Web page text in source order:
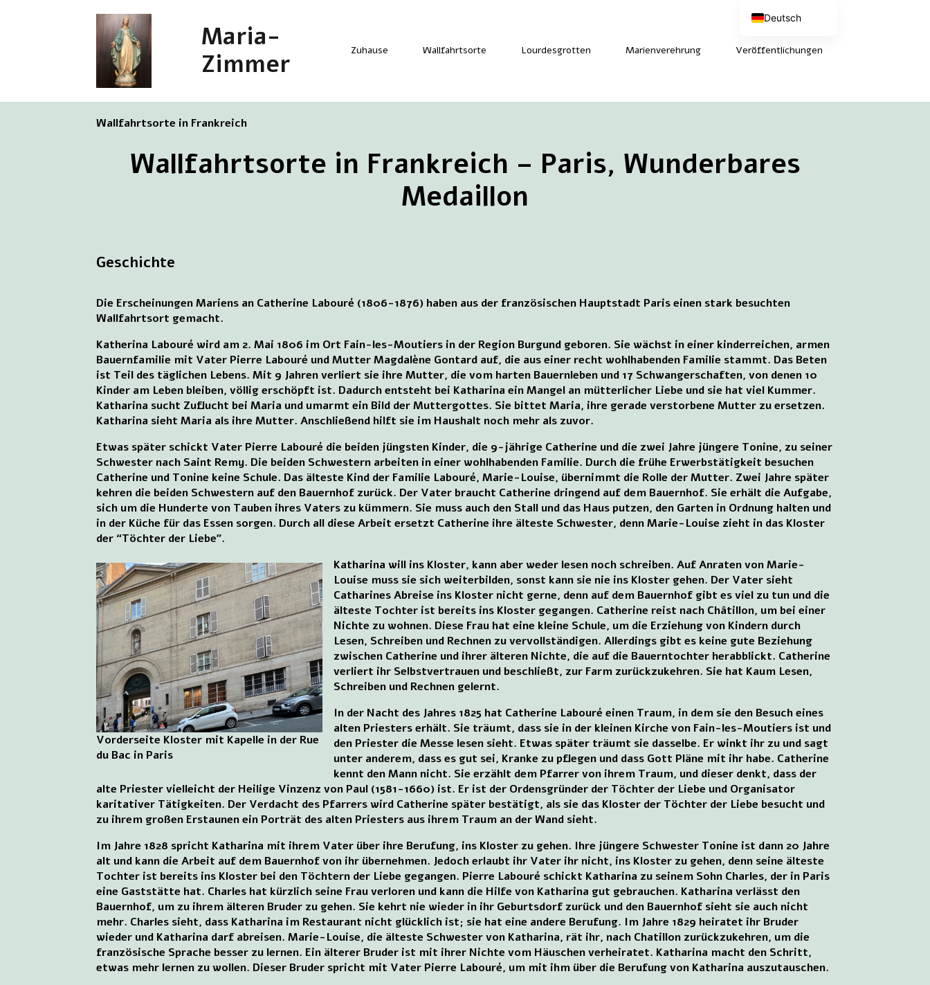
Maria-
Zimmer
Zuhause Wallfahrtsorte Lourdesgrotten Marienverehrung Veröffentlichungen
Wallfahrtsorte in Frankreich
Wallfahrtsorte in Frankreich – Paris, Wunderbares
Medaillon
Geschichte
Die Erscheinungen Mariens an Catherine Labouré (1806-1876) haben aus der französischen Hauptstadt Paris einen stark besuchten
Wallfahrtsort gemacht.
Katherina Labouré wird am 2. Mai 1806 im Ort Fain-les-Moutiers in der Region Burgund geboren. Sie wächst in einer kinderreichen, armen
Bauernfamilie mit Vater Pierre Labouré und Mutter Magdalène Gontard auf, die aus einer recht wohlhabenden Familie stammt. Das Beten
ist Teil des täglichen Lebens. Mit 9 Jahren verliert sie ihre Mutter, die vom harten Bauernleben und 17 Schwangerschaften, von denen 10
Kinder am Leben bleiben, völlig erschöpft ist. Dadurch entsteht bei Katharina ein Mangel an mütterlicher Liebe und sie hat viel Kummer.
Katharina sucht Zuflucht bei Maria und umarmt ein Bild der Muttergottes. Sie bittet Maria, ihre gerade verstorbene Mutter zu ersetzen.
Katharina sieht Maria als ihre Mutter. Anschließend hilft sie im Haushalt noch mehr als zuvor.
Etwas später schickt Vater Pierre Labouré die beiden jüngsten Kinder, die 9-jährige Catherine und die zwei Jahre jüngere Tonine, zu seiner
Schwester nach Saint Remy. Die beiden Schwestern arbeiten in einer wohlhabenden Familie. Durch die frühe Erwerbstätigkeit besuchen
Catherine und Tonine keine Schule. Das älteste Kind der Familie Labouré, Marie-Louise, übernimmt die Rolle der Mutter. Zwei Jahre später
kehren die beiden Schwestern auf den Bauernhof zurück. Der Vater braucht Catherine dringend auf dem Bauernhof. Sie erhält die Aufgabe,
sich um die Hunderte von Tauben ihres Vaters zu kümmern. Sie muss auch den Stall und das Haus putzen, den Garten in Ordnung halten und
in der Küche für das Essen sorgen. Durch all diese Arbeit ersetzt Catherine ihre älteste Schwester, denn Marie-Louise zieht in das Kloster
der “Töchter der Liebe”.
Vorderseite Kloster mit Kapelle in der Rue
du Bac in Paris
Katharina will ins Kloster, kann aber weder lesen noch schreiben. Auf Anraten von Marie-
Louise muss sie sich weiterbilden, sonst kann sie nie ins Kloster gehen. Der Vater sieht
Catharines Abreise ins Kloster nicht gerne, denn auf dem Bauernhof gibt es viel zu tun und die
älteste Tochter ist bereits ins Kloster gegangen. Catherine reist nach Châtillon, um bei einer
Nichte zu wohnen. Diese Frau hat eine kleine Schule, um die Erziehung von Kindern durch
Lesen, Schreiben und Rechnen zu vervollständigen. Allerdings gibt es keine gute Beziehung
zwischen Catherine und ihrer älteren Nichte, die auf die Bauerntochter herabblickt. Catherine
verliert ihr Selbstvertrauen und beschließt, zur Farm zurückzukehren. Sie hat Kaum Lesen,
Schreiben und Rechnen gelernt.
In der Nacht des Jahres 1825 hat Catherine Labouré einen Traum, in dem sie den Besuch eines
alten Priesters erhält. Sie träumt, dass sie in der kleinen Kirche von Fain-les-Moutiers ist und
den Priester die Messe lesen sieht. Etwas später träumt sie dasselbe. Er winkt ihr zu und sagt
unter anderem, dass es gut sei, Kranke zu pflegen und dass Gott Pläne mit ihr habe. Catherine
kennt den Mann nicht. Sie erzählt dem Pfarrer von ihrem Traum, und dieser denkt, dass der
alte Priester vielleicht der Heilige Vinzenz von Paul (1581-1660) ist. Er ist der Ordensgründer der Töchter der Liebe und Organisator
karitativer Tätigkeiten. Der Verdacht des Pfarrers wird Catherine später bestätigt, als sie das Kloster der Töchter der Liebe besucht und
zu ihrem großen Erstaunen ein Porträt des alten Priesters aus ihrem Traum an der Wand sieht.
Im Jahre 1828 spricht Katharina mit ihrem Vater über ihre Berufung, ins Kloster zu gehen. Ihre jüngere Schwester Tonine ist dann 20 Jahre
alt und kann die Arbeit auf dem Bauernhof von ihr übernehmen. Jedoch erlaubt ihr Vater ihr nicht, ins Kloster zu gehen, denn seine älteste
Tochter ist bereits ins Kloster bei den Töchtern der Liebe gegangen. Pierre Labouré schickt Katharina zu seinem Sohn Charles, der in Paris
eine Gaststätte hat. Charles hat kürzlich seine Frau verloren und kann die Hilfe von Katharina gut gebrauchen. Katharina verlässt den
Bauernhof, um zu ihrem älteren Bruder zu gehen. Sie kehrt nie wieder in ihr Geburtsdorf zurück und den Bauernhof sieht sie auch nicht
mehr. Charles sieht, dass Katharina im Restaurant nicht glücklich ist; sie hat eine andere Berufung. Im Jahre 1829 heiratet ihr Bruder
wieder und Katharina darf abreisen. Marie-Louise, die älteste Schwester von Katharina, rät ihr, nach Chatillon zurückzukehren, um die
französische Sprache besser zu lernen. Ein älterer Bruder ist mit ihrer Nichte vom Häuschen verheiratet. Katharina macht den Schritt,
etwas mehr lernen zu wollen. Dieser Bruder spricht mit Vater Pierre Labouré, um mit ihm über die Berufung von Katharina auszutauschen.
Deutsch
English (UK)